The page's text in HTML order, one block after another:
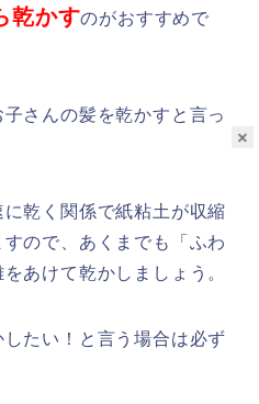
乾かすのがおすすめで
さんの髪を乾かすと言っ
乾く関係で紙粘土が収縮
ので、あくまでも「ふわ
あけて乾かしましょう。
たい！と言う場合は必ず
×